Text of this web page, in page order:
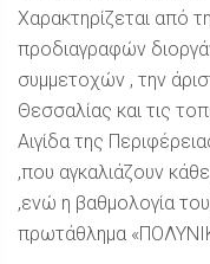
Xαρακτηρίζεται από
προδιαγραφών
συμμετοχών , την
Θεσσαλίας και τις
Αιγίδα της
,που αγκαλιάζουν
,ενώ η βαθμολογία
πρωτάθλημα